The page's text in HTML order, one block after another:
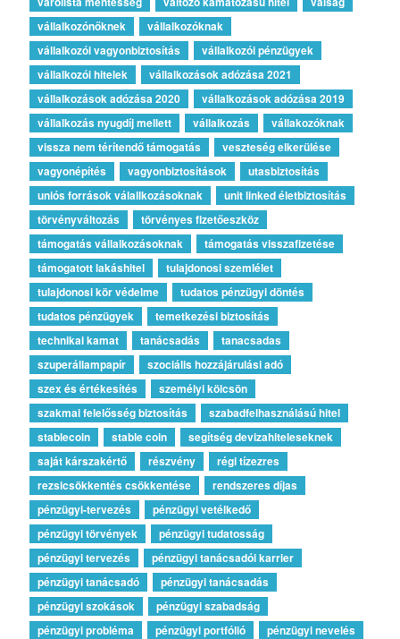
vállalkozónőknek
vállalkozóknak
vállalkozói vagyonbiztosítás
vállalkozói pénzügyek
vállalkozói hitelek
vállalkozások adózása 2021
vállalkozások adózása 2020
vállalkozások adózása 2019
vállalkozás nyugdíj mellett
vállalkozás
vállakozóknak
vissza nem térítendő támogatás
veszteség elkerülése
vagyonépítés
vagyonbiztosítások
utasbiztosítás
uniós források válallkozásoknak
unit linked életbiztosítás
törvényváltozás
törvényes fizetőeszköz
támogatás vállalkozásoknak
támogatás visszafizetése
támogatott lakáshitel
tulajdonosi szemlélet
tulajdonosi kör védelme
tudatos pénzügyi döntés
tudatos pénzügyek
temetkezési biztosítás
technikai kamat
tanácsadás
tanacsadas
szuperállampapír
szociális hozzájárulási adó
szex és értékesítés
személyi kölcsön
szakmai felelősség biztosítás
szabadfelhasználású hitel
stablecoin
stable coin
segítség devizahiteleseknek
saját kárszakértő
részvény
régi tízezres
rezsicsökkentés csökkentése
rendszeres díjas
pénzügyi-tervezés
pénzügyi vetélkedő
pénzügyi törvények
pénzügyi tudatosság
pénzügyi tervezés
pénzügyi tanácsadói karrier
pénzügyi tanácsadó
pénzügyi tanácsadás
pénzügyi szokások
pénzügyi szabadság
pénzügyi probléma
pénzügyi portfólió
pénzügyi nevelés